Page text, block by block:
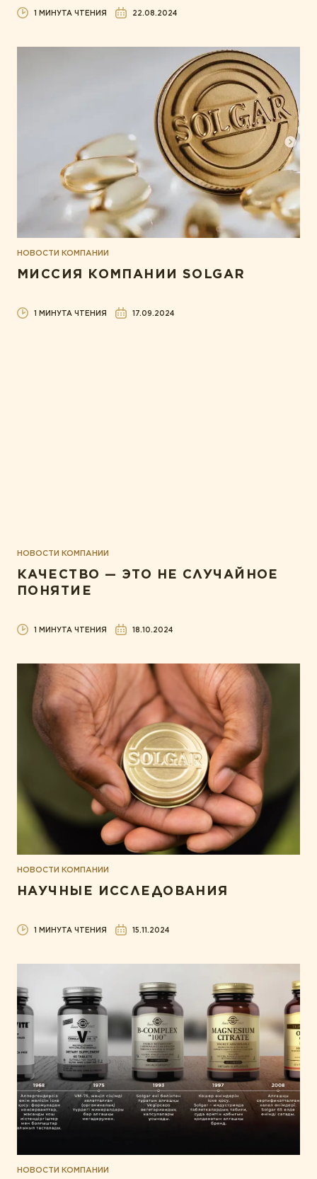
1 МИНУТА ЧТЕНИЯ 22.08.2024
НОВОСТИ КОМПАНИИ
МИССИЯ КОМПАНИИ SOLGAR
1 МИНУТА ЧТЕНИЯ 17.09.2024
НОВОСТИ КОМПАНИИ
КАЧЕСТВО — ЭТО НЕ СЛУЧАЙНОЕ
ПОНЯТИЕ
1 МИНУТА ЧТЕНИЯ 18.10.2024
НОВОСТИ КОМПАНИИ
НАУЧНЫЕ ИССЛЕДОВАНИЯ
1 МИНУТА ЧТЕНИЯ 15.11.2024
НОВОСТИ КОМПАНИИ